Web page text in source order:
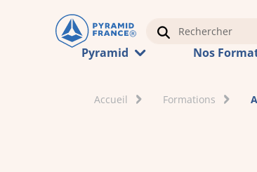
Pyramid Nos
Accueil Formations